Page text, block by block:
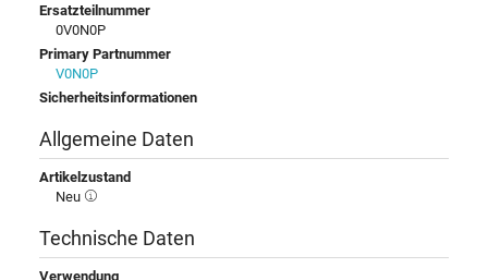
Ersatzteilnummer
0V0N0P
Primary Partnummer
V0N0P
Sicherheitsinformationen
Allgemeine Daten
Artikelzustand
Neu
Technische Daten
Verwendung